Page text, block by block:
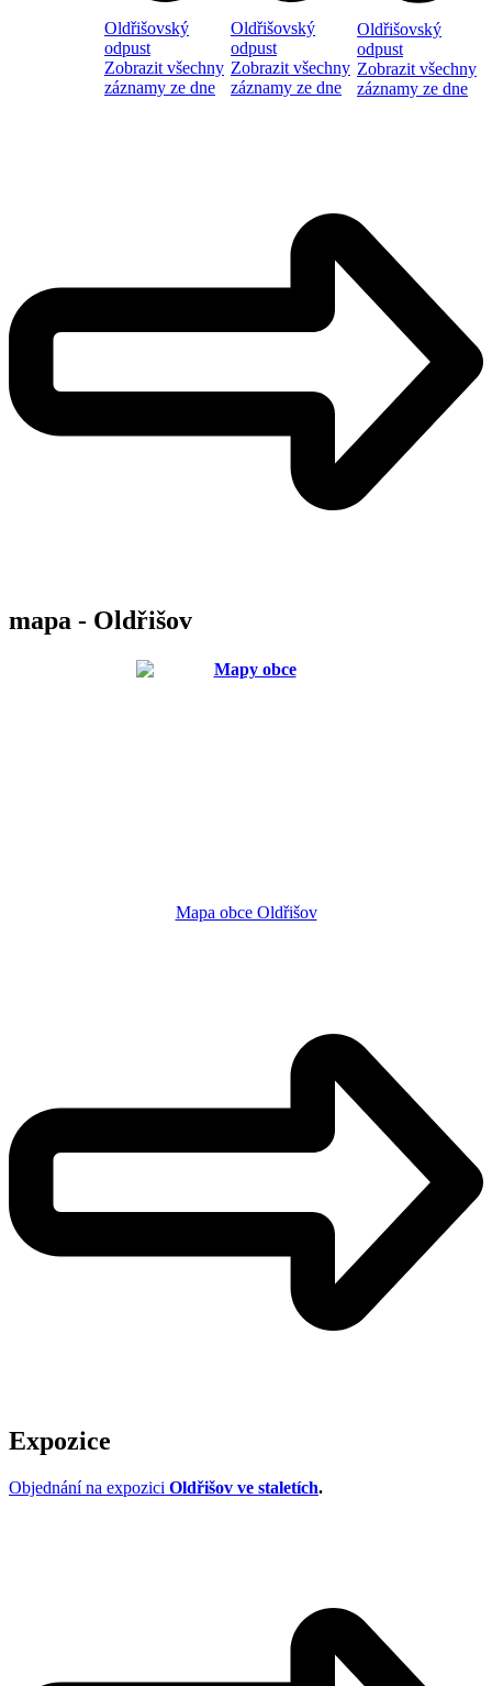
Oldřišovský
odpust
Zobrazit všechny
záznamy ze dne
Oldřišovský
odpust
Zobrazit všechny
záznamy ze dne
Oldřišovský
odpust
Zobrazit všechny
záznamy ze dne
mapa - Oldřišov
Mapa obce Oldřišov
Expozice
Objednání na expozici Oldřišov ve staletích.